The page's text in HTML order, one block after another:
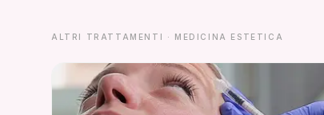
ALTRI TRATTAMENTI · MEDICINA ESTETICA